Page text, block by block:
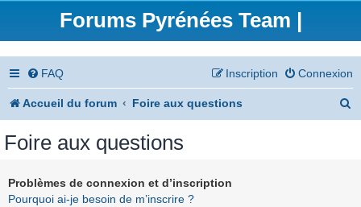
Forums Pyrénées Team |
FAQ Connexion
Inscription
Accueil du forum Foire aux questions
Foire aux questions
Problèmes de connexion et d’inscription
Pourquoi ai-je besoin de m’inscrire ?